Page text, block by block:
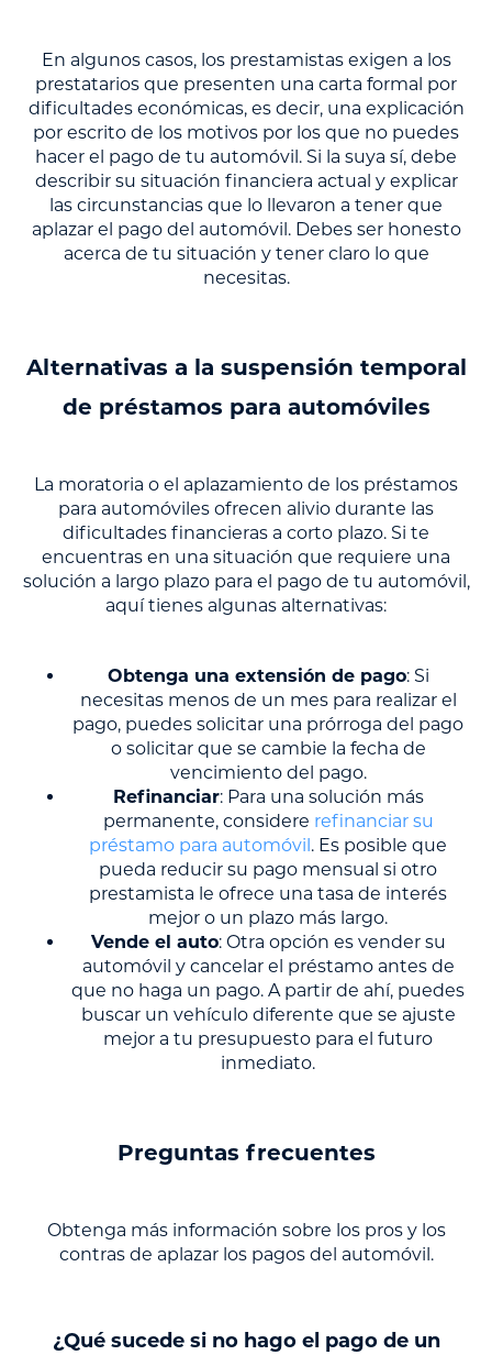
En algunos casos, los prestamistas exigen a los
prestatarios que presenten una carta formal por
dificultades económicas, es decir, una explicación
por escrito de los motivos por los que no puedes
hacer el pago de tu automóvil. Si la suya sí, debe
describir su situación financiera actual y explicar
las circunstancias que lo llevaron a tener que
aplazar el pago del automóvil. Debes ser honesto
acerca de tu situación y tener claro lo que
necesitas.
Alternativas a la suspensión temporal
de préstamos para automóviles
La moratoria o el aplazamiento de los préstamos
para automóviles ofrecen alivio durante las
dificultades financieras a corto plazo. Si te
encuentras en una situación que requiere una
solución a largo plazo para el pago de tu automóvil,
aquí tienes algunas alternativas:
Obtenga una extensión de pago: Si
necesitas menos de un mes para realizar el
pago, puedes solicitar una prórroga del pago
o solicitar que se cambie la fecha de
vencimiento del pago.
Refinanciar: Para una solución más
permanente, considere refinanciar su
préstamo para automóvil. Es posible que
pueda reducir su pago mensual si otro
prestamista le ofrece una tasa de interés
mejor o un plazo más largo.
Vende el auto: Otra opción es vender su
automóvil y cancelar el préstamo antes de
que no haga un pago. A partir de ahí, puedes
buscar un vehículo diferente que se ajuste
mejor a tu presupuesto para el futuro
inmediato.
Preguntas frecuentes
Obtenga más información sobre los pros y los
contras de aplazar los pagos del automóvil.
¿Qué sucede si no hago el pago de un